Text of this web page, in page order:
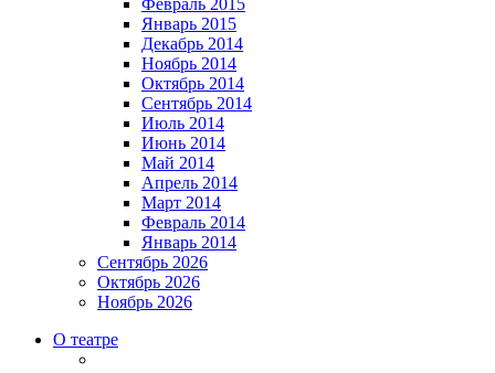
Февраль 2015
Январь 2015
Декабрь 2014
Ноябрь 2014
Октябрь 2014
Сентябрь 2014
Июль 2014
Июнь 2014
Май 2014
Апрель 2014
Март 2014
Февраль 2014
Январь 2014
Сентябрь 2026
Октябрь 2026
Ноябрь 2026
О театре